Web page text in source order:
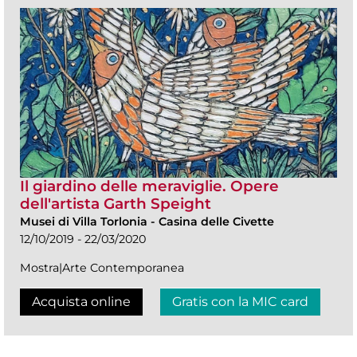
Il giardino delle meraviglie. Opere
dell'artista Garth Speight
Musei di Villa Torlonia - Casina delle Civette
12/10/2019 - 22/03/2020
Mostra|Arte Contemporanea
Acquista online Gratis con la MIC card